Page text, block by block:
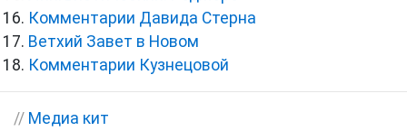
Комментарии Давида Стерна
Ветхий Завет в Новом
Комментарии Кузнецовой
// Медиа кит